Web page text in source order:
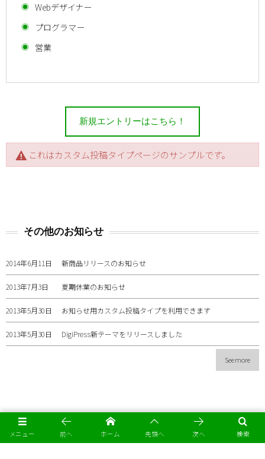
Webデザイナー
プログラマー
営業
新規エントリーはこちら！
これはカスタム投稿タイプページのサンプルです。
その他のお知らせ
2014年6月11日 新商品リリースのお知らせ
2013年7月3日 夏期休業のお知らせ
2013年5月30日 お知らせ用カスタム投稿タイプを利用できます
2013年5月30日 DigiPress新テーマをリリースしました
See more
メニュー 検索
前へ ホーム 先頭へ 次へ